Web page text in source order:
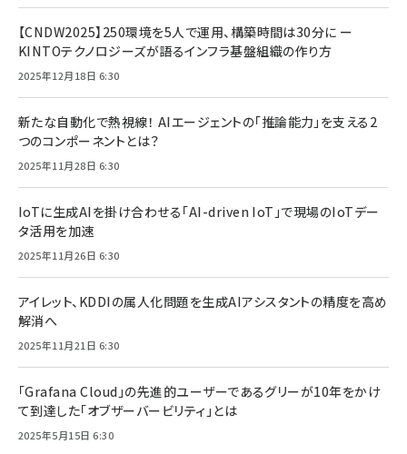
【CNDW2025】250環境を5人で運用、構築時間は30分に ー
KINTOテクノロジーズが語るインフラ基盤組織の作り方
2025年12月18日 6:30
新たな自動化で熱視線！ AIエージェントの「推論能力」を支える2
つのコンポーネントとは？
2025年11月28日 6:30
IoTに生成AIを掛け合わせる「AI-driven IoT」で現場のIoTデー
タ活用を加速
2025年11月26日 6:30
アイレット、KDDIの属人化問題を生成AIアシスタントの精度を高め
解消へ
2025年11月21日 6:30
「Grafana Cloud」の先進的ユーザーであるグリーが10年をかけ
て到達した「オブザーバービリティ」とは
2025年5月15日 6:30